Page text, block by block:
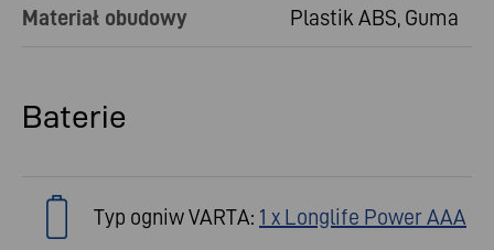
Materiał obudowy Plastik ABS, Guma
Baterie
Typ ogniw VARTA: 1 x Longlife Power AAA